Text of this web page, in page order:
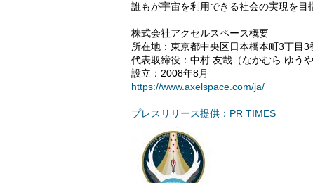
誰もが宇宙を利用できる社会の実現を目
株式会社アクセルスペース概要
所在地：東京都中央区日本橋本町3丁
代表取締役：中村 友哉（なかむら ゆうや
設立：2008年8月
https://www.axelspace.com/ja/
プレスリリース提供：PR TIMES